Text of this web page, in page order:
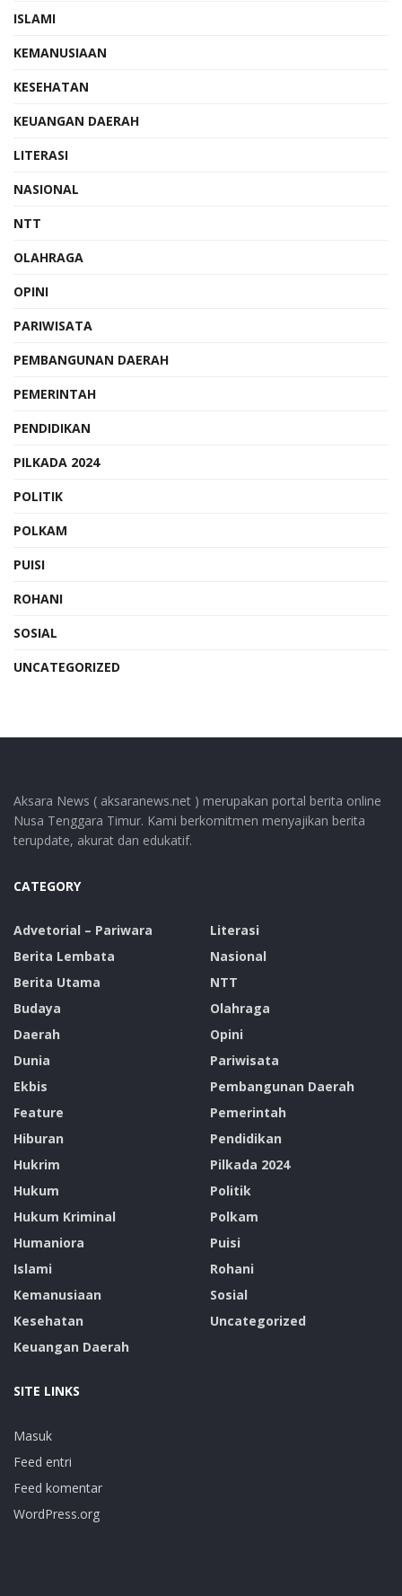
ISLAMI
KEMANUSIAAN
KESEHATAN
KEUANGAN DAERAH
LITERASI
NASIONAL
NTT
OLAHRAGA
OPINI
PARIWISATA
PEMBANGUNAN DAERAH
PEMERINTAH
PENDIDIKAN
PILKADA 2024
POLITIK
POLKAM
PUISI
ROHANI
SOSIAL
UNCATEGORIZED
Aksara News ( aksaranews.net ) merupakan portal berita online
Nusa Tenggara Timur. Kami berkomitmen menyajikan berita
terupdate, akurat dan edukatif.
CATEGORY
Advetorial – Pariwara
Berita Lembata
Berita Utama
Budaya
Daerah
Dunia
Ekbis
Feature
Hiburan
Hukrim
Hukum
Hukum Kriminal
Humaniora
Islami
Kemanusiaan
Kesehatan
Keuangan Daerah
Literasi
Nasional
NTT
Olahraga
Opini
Pariwisata
Pembangunan Daerah
Pemerintah
Pendidikan
Pilkada 2024
Politik
Polkam
Puisi
Rohani
Sosial
Uncategorized
SITE LINKS
Masuk
Feed entri
Feed komentar
WordPress.org